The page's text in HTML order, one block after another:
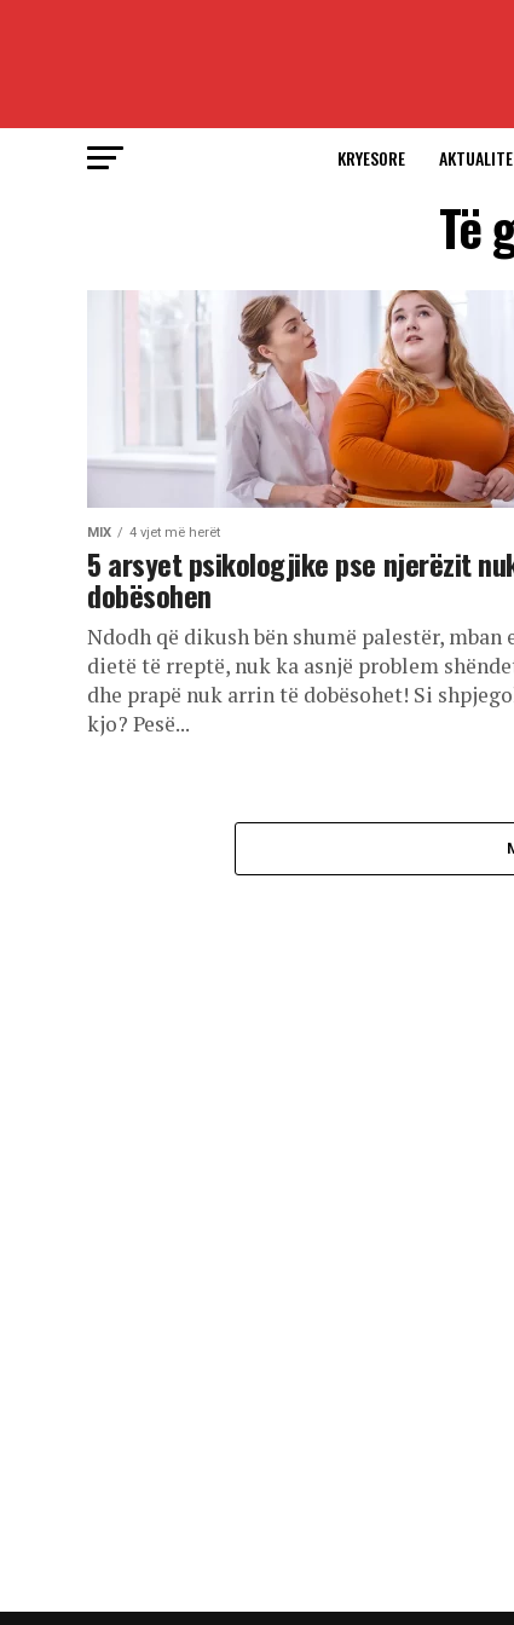
KRYESORE
Të
MIX 4 vjet më herët
5 arsyet psikologjike pse njerëzit
dobësohen
Ndodh që dikush bën shumë palestër, mban
dietë të rreptë, nuk ka asnjë problem
dhe prapë nuk arrin të dobësohet! Si
kjo? Pesë...